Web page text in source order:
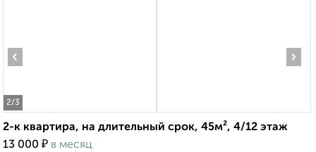
2/3
‹ ›
2-к квартира, на длительный срок, 45м², 4/12 этаж
13 000 ₽ в месяц